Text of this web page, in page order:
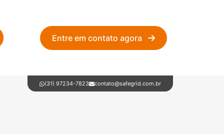
Entre em contato agora
(31) 97234-7823 contato@safegrid.com.br